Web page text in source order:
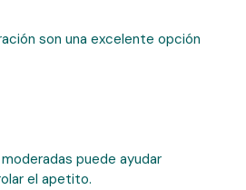
son una excelente opción
puede ayudar
el apetito.